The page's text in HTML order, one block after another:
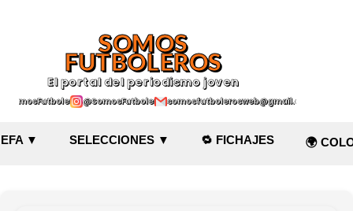
SOMOS
FUTBOLEROS
El portal del periodismo joven
@SomosFutbolerossomosfutbolerosweb@gmail.com
▼ SELECCIONES ▼ 🔁 FICHAJES 🌍